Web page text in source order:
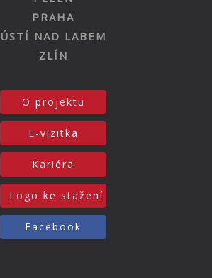
PRAHA
ÚSTÍ NAD LABEM
ZLÍN
O projektu
E-vizitka
Kariéra
Logo ke stažení
Facebook